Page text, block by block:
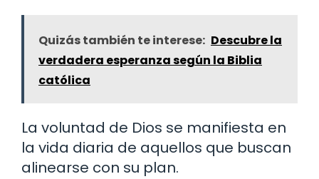
Quizás también te interese: Descubre la
verdadera esperanza según la Biblia
católica
La voluntad de Dios se manifiesta en
la vida diaria de aquellos que buscan
alinearse con su plan.